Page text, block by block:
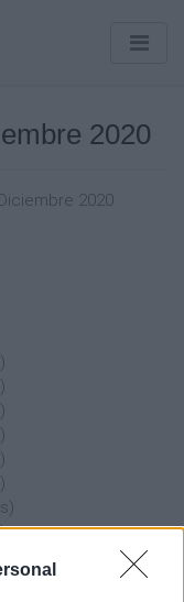
2020
2020